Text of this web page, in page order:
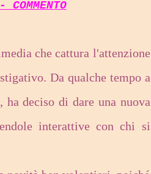
COMMENTO
che cattura l'attenzione
Da qualche tempo a
, ha deciso di dare una nuova
interattive con chi si